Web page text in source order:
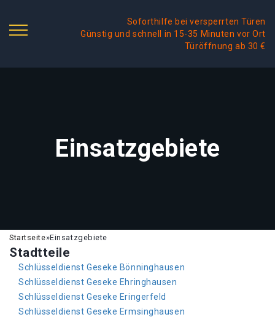
Soforthilfe bei versperrten Türen
Günstig und schnell in 15-35 Minuten vor Ort
Türöffnung ab 30 €
Einsatzgebiete
Startseite»Einsatzgebiete
Stadtteile
Schlüsseldienst Geseke Bönninghausen
Schlüsseldienst Geseke Ehringhausen
Schlüsseldienst Geseke Eringerfeld
Schlüsseldienst Geseke Ermsinghausen